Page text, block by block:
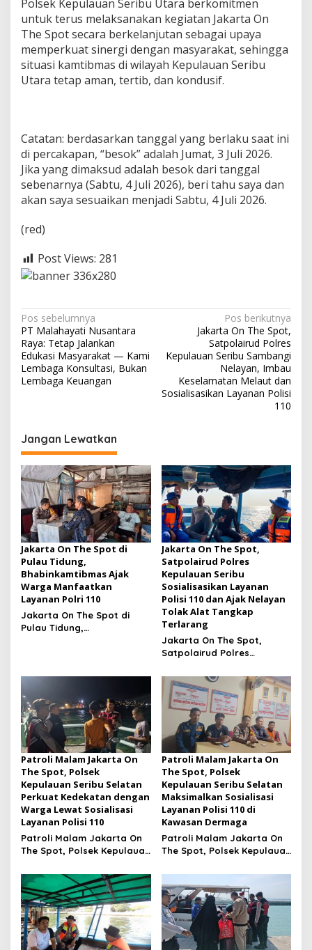
Polsek Kepulauan Seribu Utara berkomitmen
untuk terus melaksanakan kegiatan Jakarta On
The Spot secara berkelanjutan sebagai upaya
memperkuat sinergi dengan masyarakat, sehingga
situasi kamtibmas di wilayah Kepulauan Seribu
Utara tetap aman, tertib, dan kondusif.
Catatan: berdasarkan tanggal yang berlaku saat ini
di percakapan, “besok” adalah Jumat, 3 Juli 2026.
Jika yang dimaksud adalah besok dari tanggal
sebenarnya (Sabtu, 4 Juli 2026), beri tahu saya dan
akan saya sesuaikan menjadi Sabtu, 4 Juli 2026.
(red)
Post Views: 281
N
a
v
i
s
i
p
o
s
Pos sebelumnya
PT Malahayati Nusantara
Raya: Tetap Jalankan
Edukasi Masyarakat — Kami
Lembaga Konsultasi, Bukan
Lembaga Keuangan
Pos berikutnya
Jakarta On The Spot,
Satpolairud Polres
Kepulauan Seribu Sambangi
Nelayan, Imbau
Keselamatan Melaut dan
Sosialisasikan Layanan Polisi
110
Jangan Lewatkan
Jakarta On The Spot di
Pulau Tidung,
Bhabinkamtibmas Ajak
Warga Manfaatkan
Layanan Polri 110
Jakarta On The Spot di
Pulau Tidung,
Jakarta On The Spot,
Satpolairud Polres
Kepulauan Seribu
Sosialisasikan Layanan
Polisi 110 dan Ajak Nelayan
Tolak Alat Tangkap
Terlarang
Jakarta On The Spot,
Satpolairud Polres
Sosialisasikan Layanan
Polisi 110 dan Ajak Nelayan
Tolak Alat Tangkap
Terlarang
Patroli Malam Jakarta On
The Spot, Polsek
Kepulauan Seribu Selatan
Perkuat Kedekatan dengan
Warga Lewat Sosialisasi
Layanan Polisi 110
Patroli Malam Jakarta On
The Spot, Polsek Kepulauan
Kedekatan dengan Warga
Lewat Sosialisasi Layanan
Polisi 110
Patroli Malam Jakarta On
The Spot, Polsek
Kepulauan Seribu Selatan
Maksimalkan Sosialisasi
Layanan Polisi 110 di
Kawasan Dermaga
Patroli Malam Jakarta On
The Spot, Polsek Kepulauan
Maksimalkan Sosialisasi
Layanan Polisi 110 di
Kawasan Dermaga